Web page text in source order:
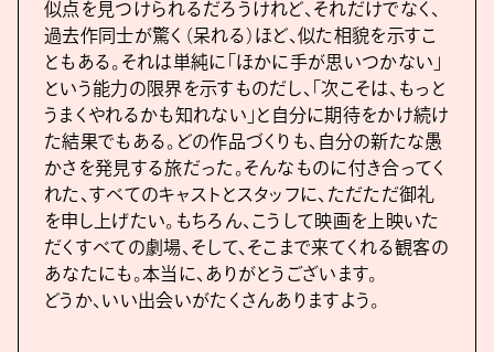
似点を見つけられるだろうけれど、それだけでなく、
過去作同士が驚く（呆れる）ほど、似た相貌を示すこ
ともある。それは単純に「ほかに手が思いつかない」
という能力の限界を示すものだし、「次こそは、もっと
うまくやれるかも知れない」と自分に期待をかけ続け
た結果でもある。どの作品づくりも、自分の新たな愚
かさを発見する旅だった。そんなものに付き合ってく
れた、すべてのキャストとスタッフに、ただただ御礼
を申し上げたい。もちろん、こうして映画を上映いた
だくすべての劇場、そして、そこまで来てくれる観客の
あなたにも。本当に、ありがとうございます。
どうか、いい出会いがたくさんありますよう。